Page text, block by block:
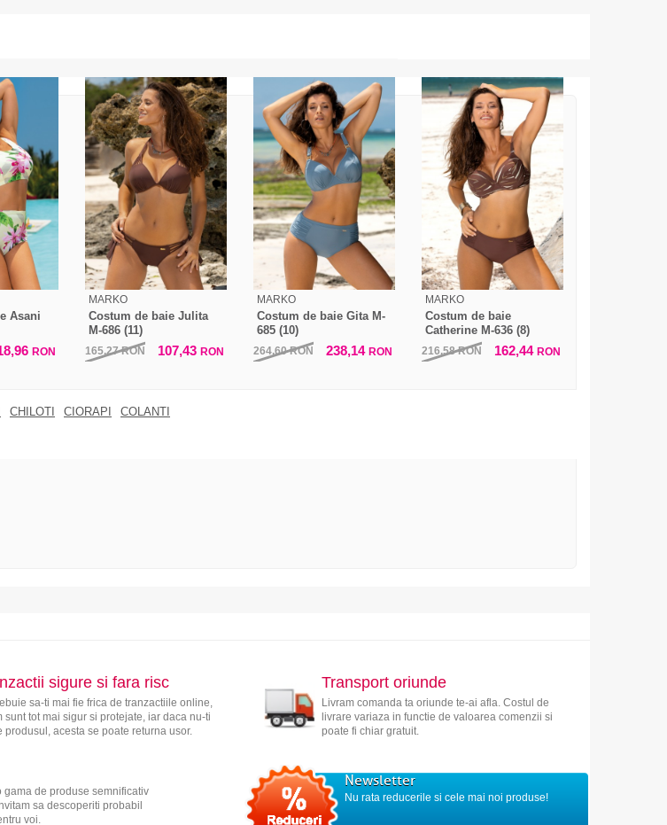
Asani
RON
MARKO
Costum de baie Julita
M-686 (11)
165,27RON 107,43 RON
MARKO
Costum de baie Gita M-
685 (10)
264,60RON 238,14 RON
MARKO
Costum de baie
Catherine M-636 (8)
216,58RON 162,44 RON
CHILOTI CIORAPI
COLANTI
sigure si fara risc
sa-ti mai fie frica de tranzactiile online,
sunt tot mai sigur si protejate, iar daca nu-ti
produsul, acesta se poate returna usor.
Transport oriunde
Livram comanda ta oriunde te-ai afla. Costul de
livrare variaza in functie de valoarea comenzii si
poate fi chiar gratuit.
de produse semnificativ
sa descoperiti probabil
voi.
Newsletter
Nu rata reducerile si cele mai noi produse!